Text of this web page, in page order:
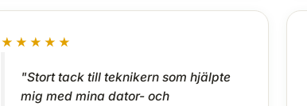
★★★★★
"Stort tack till teknikern som hjälpte
mig med mina dator- och